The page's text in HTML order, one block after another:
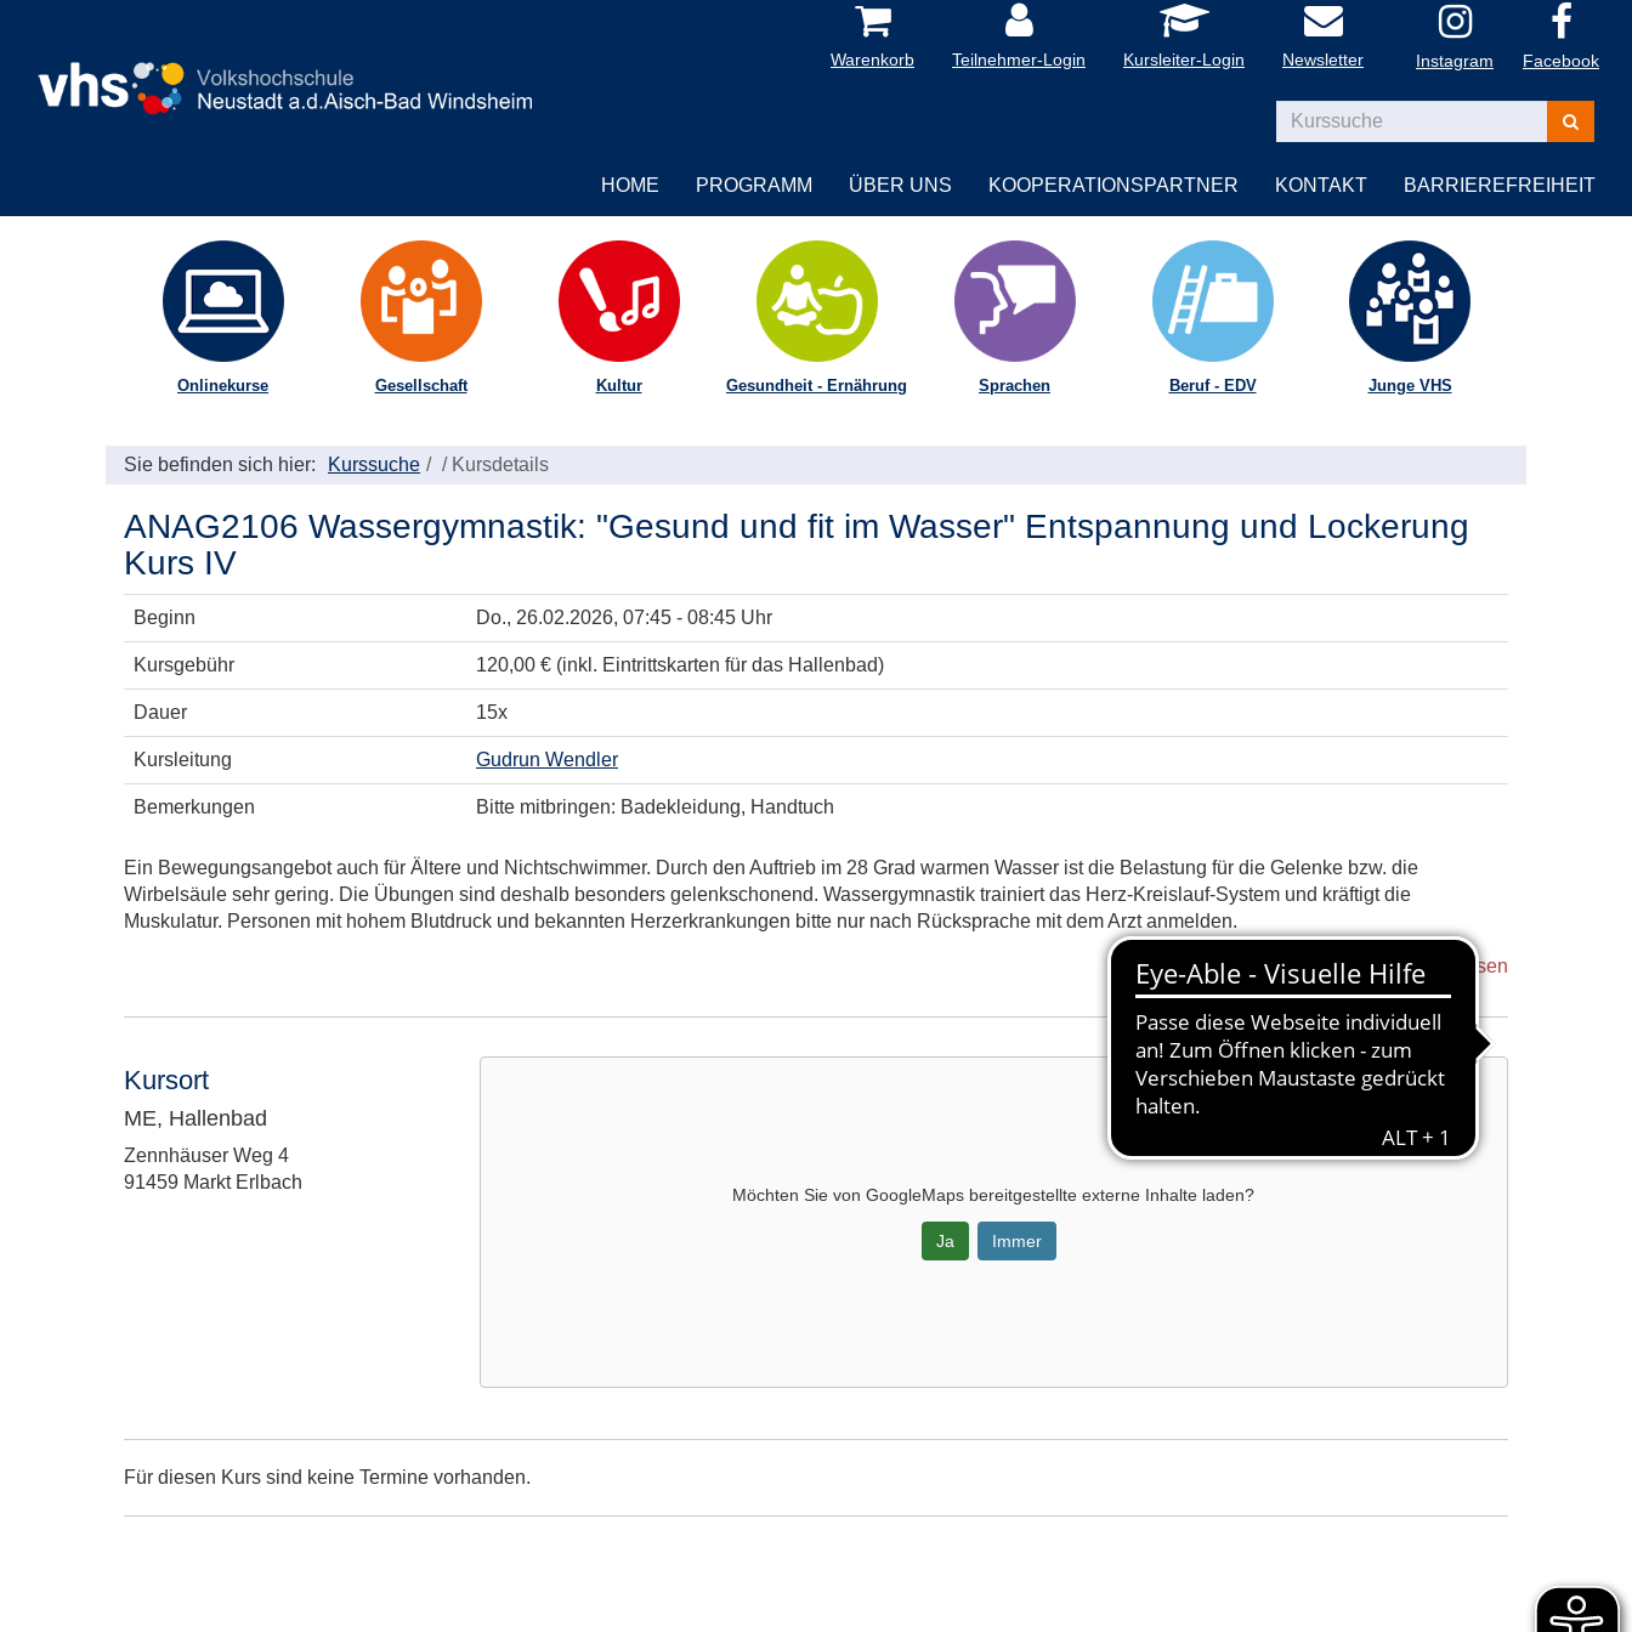
Warenkorb Teilnehmer-Login Kursleiter-Login Newsletter Instagram Facebook
Kurse
suchen
HOME PROGRAMM ÜBER UNS KOOPERATIONSPARTNER KONTAKT BARRIEREFREIHEIT
Onlinekurse Gesellschaft Kultur Gesundheit - Ernährung Sprachen Beruf - EDV Junge VHS
Sie befinden sich hier: Kurssuche / Kursdetails
ANAG2106 Wassergymnastik: "Gesund und fit im Wasser" Entspannung und Lockerung
Kurs IV
Beginn Do., 26.02.2026, 07:45 - 08:45 Uhr
Kursgebühr 120,00 € (inkl. Eintrittskarten für das Hallenbad)
Dauer 15x
Kursleitung Gudrun Wendler
Bemerkungen Bitte mitbringen: Badekleidung, Handtuch
Ein Bewegungsangebot auch für Ältere und Nichtschwimmer. Durch den Auftrieb im 28 Grad warmen Wasser ist die Belastung für die Gelenke bzw. die
Wirbelsäule sehr gering. Die Übungen sind deshalb besonders gelenkschonend. Wassergymnastik trainiert das Herz-Kreislauf-System und kräftigt die
Muskulatur. Personen mit hohem Blutdruck und bekannten Herzerkrankungen bitte nur nach Rücksprache mit dem Arzt anmelden.
Kurs abgeschlossen
Kursort
ME, Hallenbad
Adresse:
Zennhäuser Weg 4
91459 Markt Erlbach
Möchten Sie vonGoogleMaps bereitgestellte externe Inhalte laden?
Ja Immer
Maps
Karte
ME,
Für diesen Kurs sind keine Termine vorhanden.